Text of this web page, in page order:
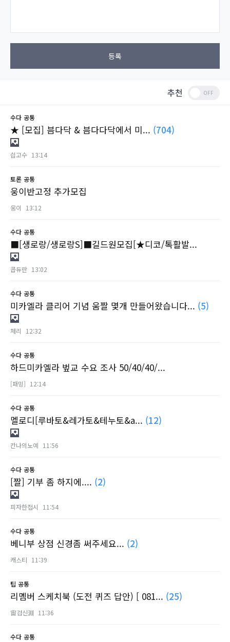
등록
추천
수다 공통
★ [모집] 븜다닥 & 븜다다닥에서 미... (704)
싑고수 13:14
토론 공통
웅이반고정 추가모집
웅이 13:12
수다 공통
■[생로랑/생로랑S]■길드원모집[★디코/톡활발...
콥듀란 13:02
수다 공통
미카엘라 클리어 기념 움짤 몇개 만들어왔습니다... (5)
체리 12:32
수다 공통
하드미카엘라 벞교 수요 조사 50/40/40/...
[패밍] 12:14
수다 공통
멜로디[루바토&레가토&테누토&a... (12)
칸나의노예 11:56
수다 공통
[짤] 기부 좀 하지에.... (2)
피자한접시 11:54
수다 공통
베니부 상점 신경좀 써주세요... (2)
캐스티 11:39
팁 공통
리멤버 스케치북 (도전 퀴즈 답안) [ 081... (25)
宙검신淵 11:36
수다 공통